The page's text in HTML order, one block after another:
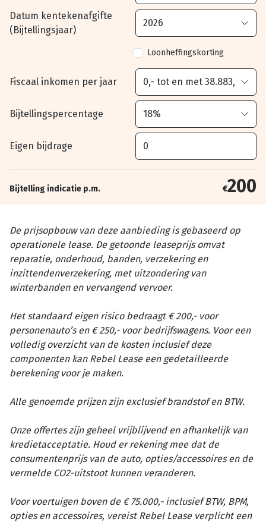
Datum kentekenafgifte
(Bijtellingsjaar)
Loonheffingskorting
Fiscaal inkomen per jaar
Bijtellingspercentage
Eigen bijdrage
Bijtelling indicatie p.m. €200
De prijsopbouw van deze aanbieding is gebaseerd op
operationele lease. De getoonde leaseprijs omvat
reparatie, onderhoud, banden, verzekering en
inzittendenverzekering, met uitzondering van
winterbanden en vervangend vervoer.
Het standaard eigen risico bedraagt € 200,- voor
personenauto’s en € 250,- voor bedrijfswagens. Voor een
volledig overzicht van de kosten inclusief deze
componenten kan Rebel Lease een gedetailleerde
berekening voor je maken.
Alle genoemde prijzen zijn exclusief brandstof en BTW.
Onze offertes zijn geheel vrijblijvend en afhankelijk van
kredietacceptatie. Houd er rekening mee dat de
consumentenprijs van de auto, opties/accessoires en de
vermelde CO2-uitstoot kunnen veranderen.
Voor voertuigen boven de € 75.000,- inclusief BTW, BPM,
opties en accessoires, vereist Rebel Lease verplicht een